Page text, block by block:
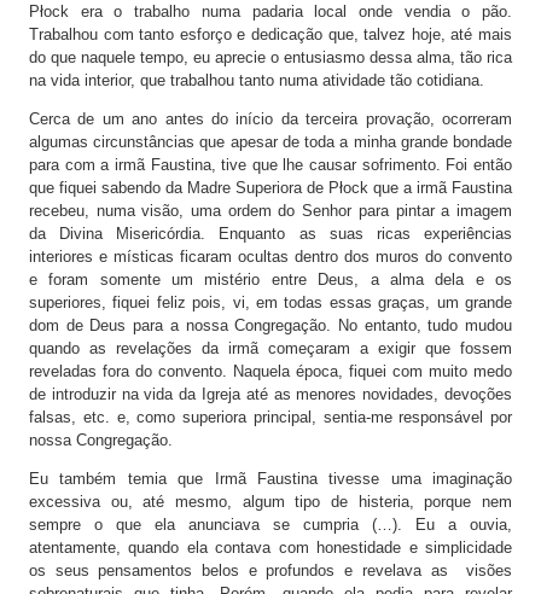
Płock era o trabalho numa padaria local onde vendia o pão.
Trabalhou com tanto esforço e dedicação que, talvez hoje, até mais
do que naquele tempo, eu aprecie o entusiasmo dessa alma, tão rica
na vida interior, que trabalhou tanto numa atividade tão cotidiana.
Cerca de um ano antes do início da terceira provação, ocorreram
algumas circunstâncias que apesar de toda a minha grande bondade
para com a irmã Faustina, tive que lhe causar sofrimento. Foi então
que fiquei sabendo da Madre Superiora de Płock que a irmã Faustina
recebeu, numa visão, uma ordem do Senhor para pintar a imagem
da Divina Misericórdia. Enquanto as suas ricas experiências
interiores e místicas ficaram ocultas dentro dos muros do convento
e foram somente um mistério entre Deus, a alma dela e os
superiores, fiquei feliz pois, vi, em todas essas graças, um grande
dom de Deus para a nossa Congregação. No entanto, tudo mudou
quando as revelações da irmã começaram a exigir que fossem
reveladas fora do convento. Naquela época, fiquei com muito medo
de introduzir na vida da Igreja até as menores novidades, devoções
falsas, etc. e, como superiora principal, sentia-me responsável por
nossa Congregação.
Eu também temia que Irmã Faustina tivesse uma imaginação
excessiva ou, até mesmo, algum tipo de histeria, porque nem
sempre o que ela anunciava se cumpria (…). Eu a ouvia,
atentamente, quando ela contava com honestidade e simplicidade
os seus pensamentos belos e profundos e revelava as visões